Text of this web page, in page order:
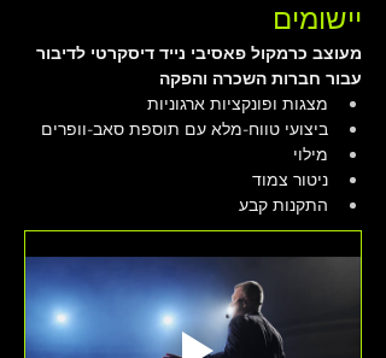
יישומים
מעוצב כרמקול פאסיבי נייד דיסקרטי לדיבור
עבור חברות השכרה והפקה
מצגות ופונקציות ארגוניות
ביצועי טווח-מלא עם תוספת סאב-וופרים
מילוי
ניטור צמוד
התקנות קבע